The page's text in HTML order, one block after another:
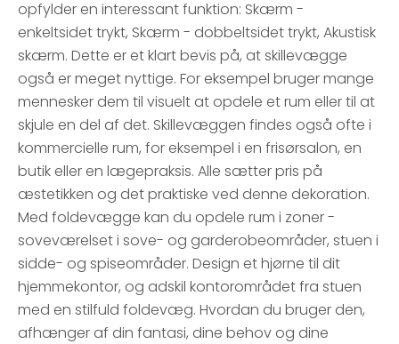
opfylder en interessant funktion: Skærm -
enkeltsidet trykt, Skærm - dobbeltsidet trykt, Akustisk
skærm. Dette er et klart bevis på, at skillevægge
også er meget nyttige. For eksempel bruger mange
mennesker dem til visuelt at opdele et rum eller til at
skjule en del af det. Skillevæggen findes også ofte i
kommercielle rum, for eksempel i en frisørsalon, en
butik eller en lægepraksis. Alle sætter pris på
æstetikken og det praktiske ved denne dekoration.
Med foldevægge kan du opdele rum i zoner -
soveværelset i sove- og garderobeområder, stuen i
sidde- og spiseområder. Design et hjørne til dit
hjemmekontor, og adskil kontorområdet fra stuen
med en stilfuld foldevæg. Hvordan du bruger den,
afhænger af din fantasi, dine behov og dine